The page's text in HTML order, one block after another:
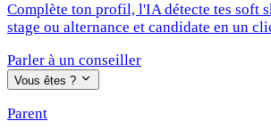
Complète ton profil, l'IA détecte tes soft
stage ou alternance et candidate en un
Parler à un conseiller
Vous êtes ?
Parent